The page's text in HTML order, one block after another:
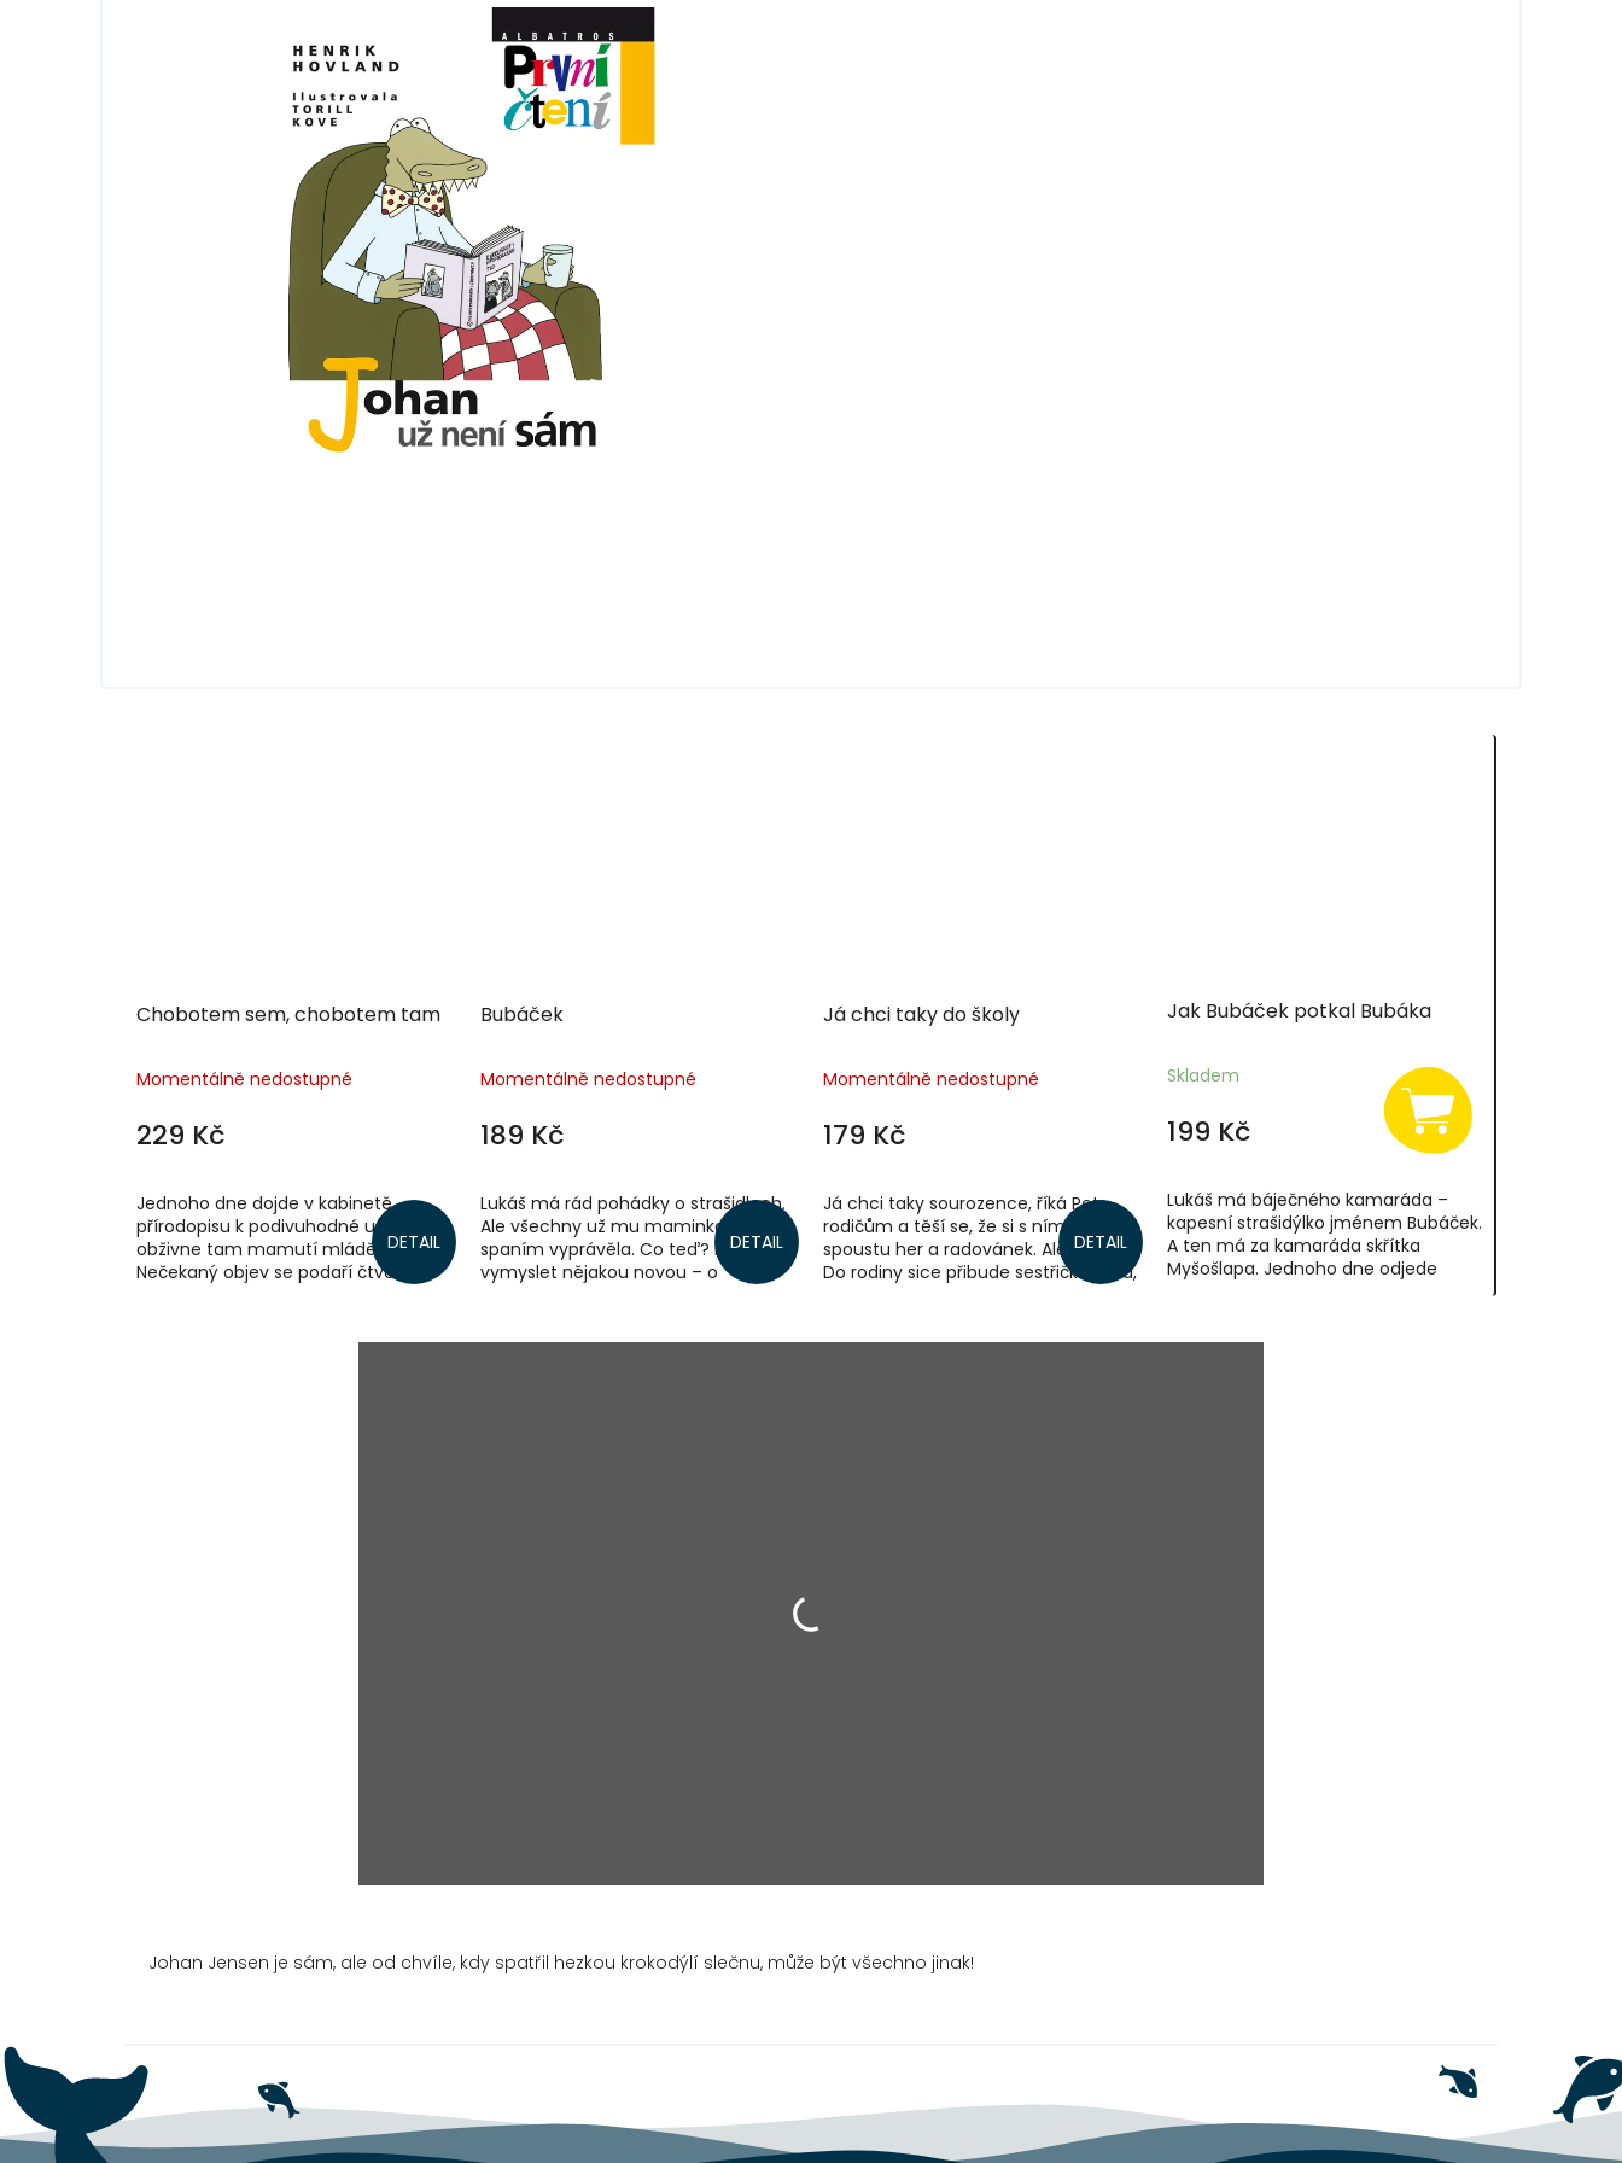
Chobotem sem, chobotem tam
Momentálně nedostupné
229 Kč
DETAIL
Jednoho dne dojde v kabinetě
přírodopisu k podivuhodné události –
obživne tam mamutí mládě.
Nečekaný objev se podaří čtveřici
Bubáček
Momentálně nedostupné
189 Kč
DETAIL
Lukáš má rád pohádky o strašidlech.
Ale všechny už mu maminka před
spaním vyprávěla. Co teď? Musí
vymyslet nějakou novou – o
Já chci taky do školy
Momentálně nedostupné
179 Kč
DETAIL
Já chci taky sourozence, říká Petr
rodičům a těší se, že si s ním užije
spoustu her a radovánek. Ale ouha!
Do rodiny sice přibude sestřička Lena,
Jak Bubáček potkal Bubáka
Skladem
199 Kč
Lukáš má báječného kamaráda –
kapesní strašidýlko jménem Bubáček.
A ten má za kamaráda skřítka
Myšošlapa. Jednoho dne odjede
Johan Jensen je sám, ale od chvíle, kdy spatřil hezkou krokodýlí slečnu, může být všechno jinak!